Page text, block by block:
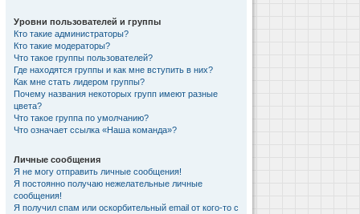
Уровни пользователей и группы
Кто такие администраторы?
Кто такие модераторы?
Что такое группы пользователей?
Где находятся группы и как мне вступить в них?
Как мне стать лидером группы?
Почему названия некоторых групп имеют разные
цвета?
Что такое группа по умолчанию?
Что означает ссылка «Наша команда»?
Личные сообщения
Я не могу отправить личные сообщения!
Я постоянно получаю нежелательные личные
сообщения!
Я получил спам или оскорбительный email от кого-то с